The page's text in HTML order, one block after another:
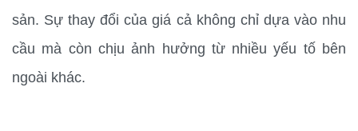
sản. Sự thay đổi của giá cả không chỉ dựa vào nhu
cầu mà còn chịu ảnh hưởng từ nhiều yếu tố bên
ngoài khác.